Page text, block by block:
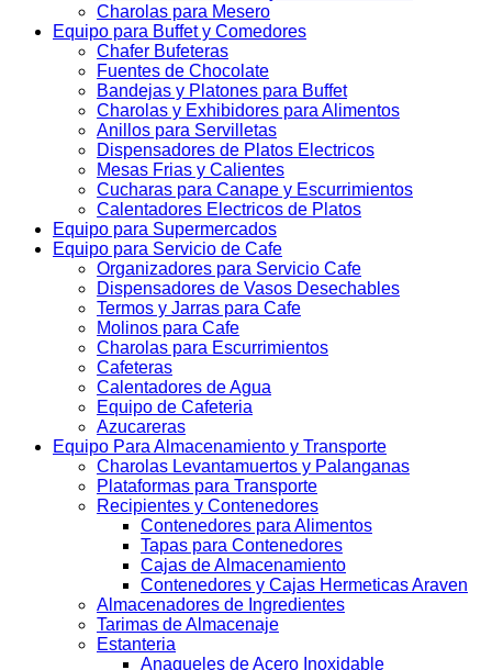
Charolas para Mesero
Equipo para Buffet y Comedores
Chafer Bufeteras
Fuentes de Chocolate
Bandejas y Platones para Buffet
Charolas y Exhibidores para Alimentos
Anillos para Servilletas
Dispensadores de Platos Electricos
Mesas Frias y Calientes
Cucharas para Canape y Escurrimientos
Calentadores Electricos de Platos
Equipo para Supermercados
Equipo para Servicio de Cafe
Organizadores para Servicio Cafe
Dispensadores de Vasos Desechables
Termos y Jarras para Cafe
Molinos para Cafe
Charolas para Escurrimientos
Cafeteras
Calentadores de Agua
Equipo de Cafeteria
Azucareras
Equipo Para Almacenamiento y Transporte
Charolas Levantamuertos y Palanganas
Plataformas para Transporte
Recipientes y Contenedores
Contenedores para Alimentos
Tapas para Contenedores
Cajas de Almacenamiento
Contenedores y Cajas Hermeticas Araven
Almacenadores de Ingredientes
Tarimas de Almacenaje
Estanteria
Anaqueles de Acero Inoxidable